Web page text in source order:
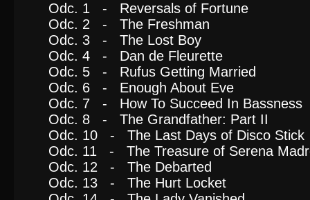
Odc. 1 - Reversals of Fortune
Odc. 2 - The Freshman
Odc. 3 - The Lost Boy
Odc. 4 - Dan de Fleurette
Odc. 5 - Rufus Getting Married
Odc. 6 - Enough About Eve
Odc. 7 - How To Succeed In Bassness
Odc. 8 - The Grandfather: Part II
Odc. 10 - The Last Days of Disco Stick
Odc. 11 - The Treasure of Serena
Odc. 12 - The Debarted
Odc. 13 - The Hurt Locket